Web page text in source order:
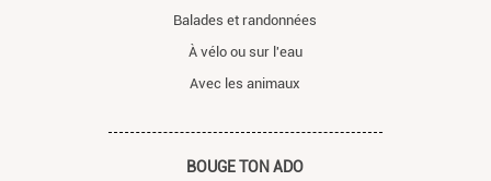
Balades et randonnées
À vélo ou sur l'eau
Avec les animaux
BOUGE TON ADO